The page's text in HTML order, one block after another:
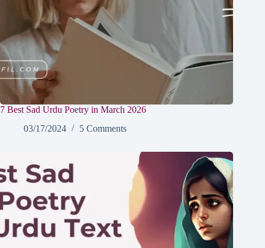
7 Best Sad Urdu Poetry in March 2026
03/17/2024
5 Comments